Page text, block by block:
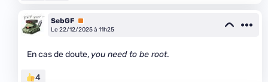
SebGF Premium
Le 22/12/2025 à 11h25
En cas de doute, you need to be root.
4